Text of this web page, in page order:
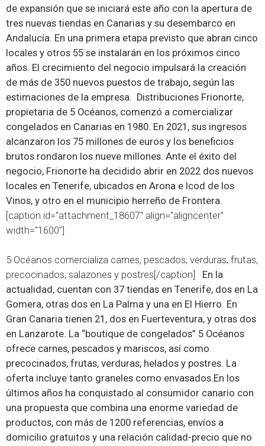
de expansión que se iniciará este año con la apertura de
tres nuevas tiendas en Canarias y su desembarco en
Andalucía. En una primera etapa previsto que abran cinco
locales y otros 55 se instalarán en los próximos cinco
años. El crecimiento del negocio impulsará la creación
de más de 350 nuevos puestos de trabajo, según las
estimaciones de la empresa. Distribuciones Frionorte,
propietaria de 5 Océanos, comenzó a comercializar
congelados en Canarias en 1980. En 2021, sus ingresos
alcanzaron los 75 millones de euros y los beneficios
brutos rondaron los nueve millones. Ante el éxito del
negocio, Frionorte ha decidido abrir en 2022 dos nuevos
locales en Tenerife, ubicados en Arona e Icod de los
Vinos, y otro en el municipio herreño de Frontera.
[caption id="attachment_18607" align="aligncenter"
width="1600"]
5 Océanos comercializa carnes, pescados, verduras, frutas,
precocinados, salazones y postres[/caption] En la
actualidad, cuentan con 37 tiendas en Tenerife, dos en La
Gomera, otras dos en La Palma y una en El Hierro. En
Gran Canaria tienen 21, dos en Fuerteventura, y otras dos
en Lanzarote. La “boutique de congelados” 5 Océanos
ofrece carnes, pescados y mariscos, así como
precocinados, frutas, verduras, helados y postres. La
oferta incluye tanto graneles como envasados.En los
últimos años ha conquistado al consumidor canario con
una propuesta que combina una enorme variedad de
productos, con más de 1200 referencias, envíos a
domicilio gratuitos y una relación calidad-precio que no